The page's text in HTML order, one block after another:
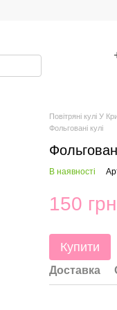
Повітряні кулі У
Фольговані кулі
В наявності
150 грн
Купити
Доставка